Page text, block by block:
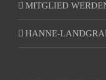
MITGLIED
HANNE-